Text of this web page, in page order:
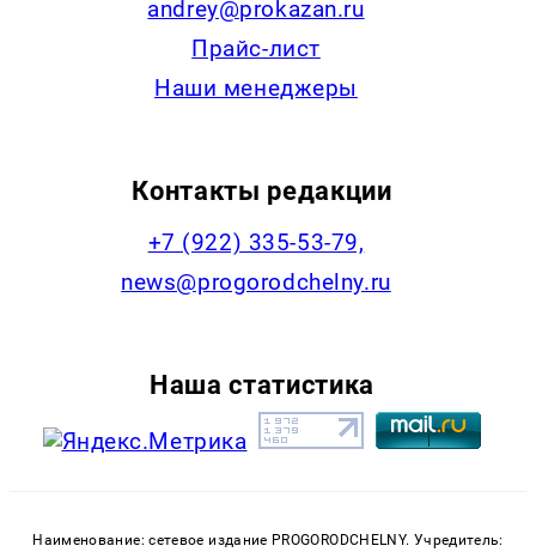
andrey@prokazan.ru
Прайс-лист
Наши менеджеры
Контакты редакции
+7 (922) 335-53-79,
news@progorodchelny.ru
Наша статистика
Наименование: сетевое издание PROGORODCHELNY. Учредитель: